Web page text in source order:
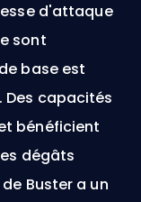
d'attaque
sont
base est
Des capacités
bénéficient
dégâts
Buster a un